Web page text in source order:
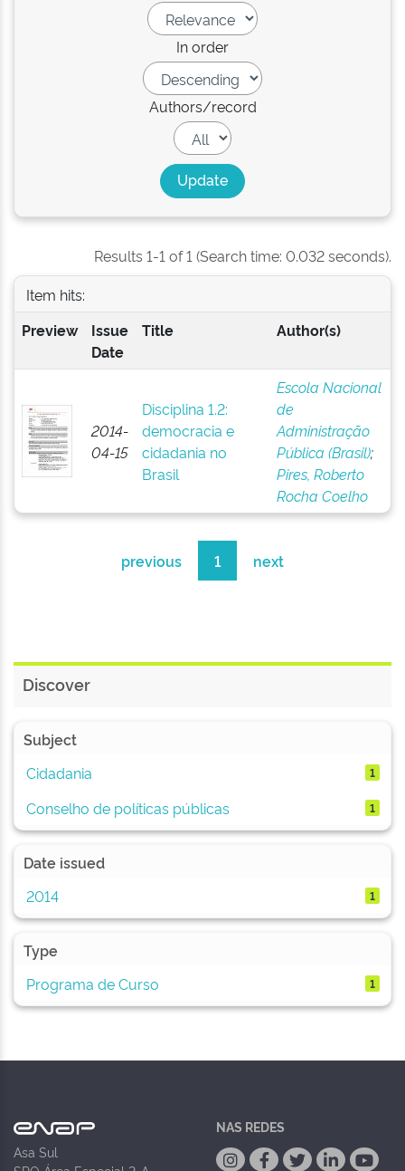
In order
Authors/record
Results 1-1 of 1 (Search time: 0.032 seconds).
Item hits:
Preview
Issue
Date
Title Author(s)
2014-
04-15
Disciplina 1.2:
democracia e
cidadania no
Brasil
Escola Nacional
de
Administração
Pública (Brasil);
Pires, Roberto
Rocha Coelho
previous 1 next
Discover
Subject
Cidadania
1
Conselho de políticas públicas 1
Date issued
2014
1
Type
Programa de Curso
1
Asa Sul
NAS REDES